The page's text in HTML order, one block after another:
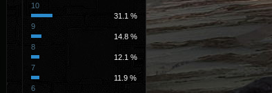
10
31.1 %
9
14.8 %
8
12.1 %
7
11.9 %
6